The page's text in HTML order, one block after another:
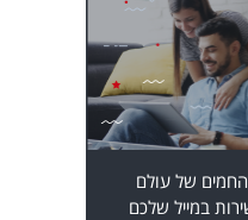
החמים של עולם
במייל שלכם